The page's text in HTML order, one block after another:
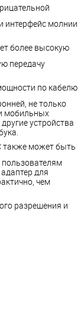
интерфейс молнии
более высокую
передачу
по кабелю
не только
мобильных
устройства
также может быть
для
чем
разрешения и